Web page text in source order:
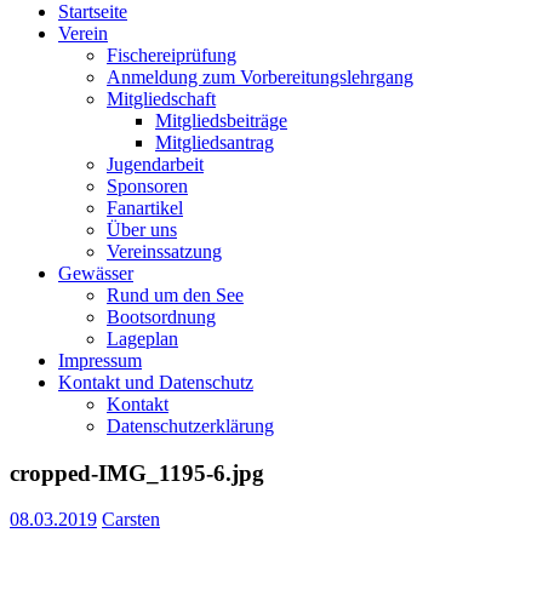
Startseite
Verein
Fischereiprüfung
Anmeldung zum Vorbereitungslehrgang
Mitgliedschaft
Mitgliedsbeiträge
Mitgliedsantrag
Jugendarbeit
Sponsoren
Fanartikel
Über uns
Vereinssatzung
Gewässer
Rund um den See
Bootsordnung
Lageplan
Impressum
Kontakt und Datenschutz
Kontakt
Datenschutzerklärung
cropped-IMG_1195-6.jpg
08.03.2019 Carsten